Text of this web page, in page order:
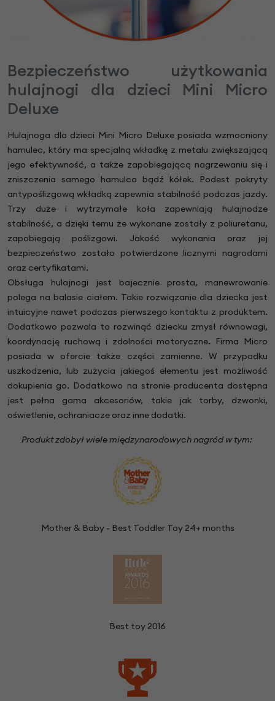
Bezpieczeństwo użytkowania
hulajnogi dla dzieci Mini Micro
Deluxe
Hulajnoga dla dzieci Mini Micro Deluxe posiada wzmocniony
hamulec, który ma specjalną wkładkę z metalu zwiększającą
jego efektywność, a także zapobiegającą nagrzewaniu się i
zniszczenia samego hamulca bądź kółek. Podest pokryty
antypoślizgową wkładką zapewnia stabilność podczas jazdy.
Trzy duże i wytrzymałe koła zapewniają hulajnodze
stabilność, a dzięki temu że wykonane zostały z poliuretanu,
zapobiegają poślizgowi. Jakość wykonania oraz jej
bezpieczeństwo zostało potwierdzone licznymi nagrodami
oraz certyfikatami.
Obsługa hulajnogi jest bajecznie prosta, manewrowanie
polega na balasie ciałem. Takie rozwiązanie dla dziecka jest
intuicyjne nawet podczas pierwszego kontaktu z produktem.
Dodatkowo pozwala to rozwinąć dziecku zmysł równowagi,
koordynację ruchową i zdolności motoryczne. Firma Micro
posiada w ofercie także części zamienne. W przypadku
uszkodzenia, lub zużycia jakiegoś elementu jest możliwość
dokupienia go. Dodatkowo na stronie producenta dostępna
jest pełna gama akcesoriów, takie jak torby, dzwonki,
oświetlenie, ochraniacze oraz inne dodatki.
Produkt zdobył wiele międzynarodowych nagród w tym:
Mother & Baby - Best Toddler Toy 24+ months
Best toy 2016